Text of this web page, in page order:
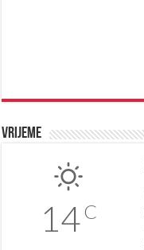
Vrijeme
14C